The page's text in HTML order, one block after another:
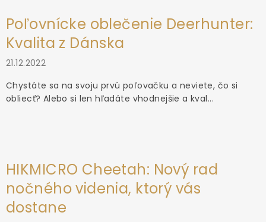
Poľovnícke oblečenie Deerhunter:
Kvalita z Dánska
21.12.2022
Chystáte sa na svoju prvú poľovačku a neviete, čo si
obliecť? Alebo si len hľadáte vhodnejšie a kval...
HIKMICRO Cheetah: Nový rad
nočného videnia, ktorý vás
dostane